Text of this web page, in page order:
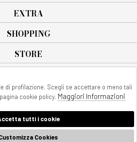
EXTRA
SHOPPING
STORE
2026
Corso Vittorio Emanuele 90/A - 80053
Italia
di profilazione. Scegli se accettare o meno tali
cookie policy. Maggiori Informazioni
tutti i cookie
Cookies